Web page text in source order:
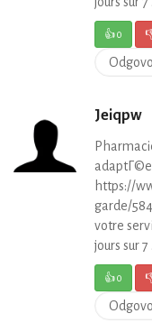
👍0
Jeiqpw
https://
garde/
votre
jours sur 7 .
👍0